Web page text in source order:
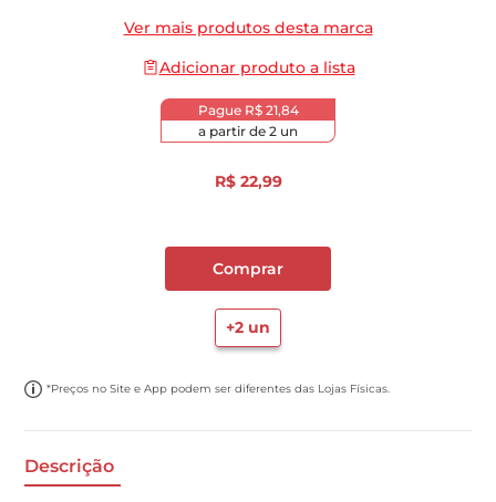
Ver mais produtos desta marca
Adicionar produto a lista
Pague R$ 21,84
a partir de 2 un
R$ 22,99
Comprar
+2 un
*Preços no Site e App podem ser diferentes das Lojas Físicas.
Descrição